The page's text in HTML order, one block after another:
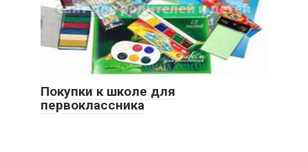
Покупки к школе для
первоклассника